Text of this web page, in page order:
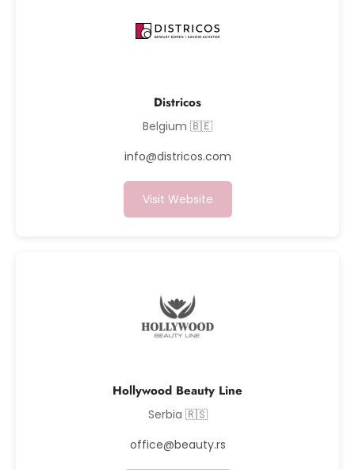
Districos
Belgium 🇧🇪
info@districos.com
Visit Website
Hollywood Beauty Line
Serbia 🇷🇸
office@beauty.rs